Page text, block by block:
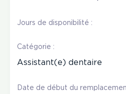
Jours de disponibilité :
Catégorie :
Assistant(e) dentaire
Date de début du